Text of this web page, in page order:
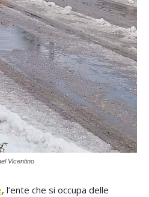
Vicentino
, l’ente che si occupa delle